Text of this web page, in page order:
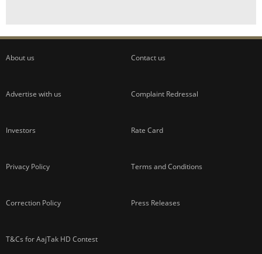
About us Contact us
Advertise with us Complaint Redressal
Investors Rate Card
Privacy Policy Terms and Conditions
Correction Policy Press Releases
T&Cs for AajTak HD Contest